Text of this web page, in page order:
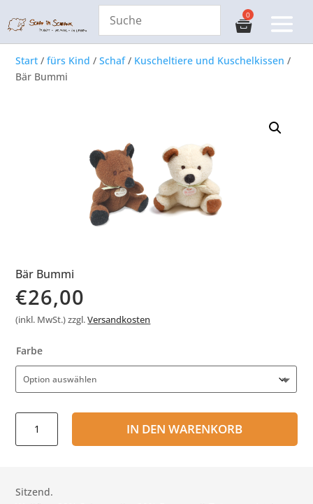
Start /fürs Kind /Schaf/ Kuscheltiere und Kuschelkissen /
Bär Bummi
Bär Bummi
€26,00
(inkl. MwSt.) zzgl.Versandkosten
Sitzend.
Farbe
Bummi
IN DEN WARENKORB